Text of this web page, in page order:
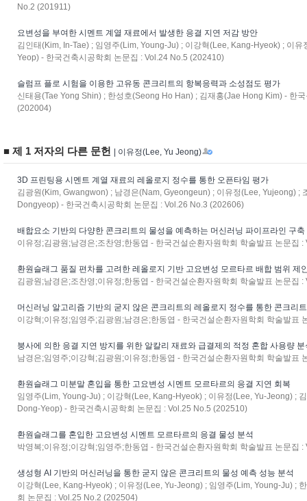
No.2 (201911)
요변성을 부여한 시멘트 계열 재료에서 발생한 응결 지연 저감 방안
김인태(Kim, In-Tae) ; 임영주(Lim, Young-Ju) ; 이강혁(Lee, Kang-Hyeok) ; 이
Yeop) - 한국건축시공학회 논문집 : Vol.24 No.5 (202410)
슬럼프 플로 시험을 이용한 고유동 콘크리트의 항복응력과 소성점도 평가
신태용(Tae Yong Shin) ; 한성호(Seong Ho Han) ; 김재홍(Jae Hong Kim) - 한
(202004)
■ 제 1 저자의 다른 문헌 | 이유정(Lee, Yu Jeong)
3D 프린팅용 시멘트 계열 재료의 레올로지 정수를 통한 오픈타임 평가
김광원(Kim, Gwangwon) ; 남경은(Nam, Gyeongeun) ; 이유정(Lee, Yujeong) ;
Dongyeop) - 한국건축시공학회 논문집 : Vol.26 No.3 (202606)
배합요소 기반의 다양한 콘크리트의 물성을 예측하는 머신러닝 파이프라인 구축
이유정;김광원;남경은;조찬영;한동엽 - 한국건설순환자원학회 학술발표 논문집
환원슬래그 품질 편차를 고려한 레올로지 기반 고요변성 모르타르 배합 범위 제
김광원;남경은;조찬영;이유정;한동엽 - 한국건설순환자원학회 학술발표 논문집
머신러닝 알고리즘 기반의 굳지 않은 콘크리트의 레올로지 정수를 통한 콘크리
이강혁;이유정;임영주;김광원;남경은;한동엽 - 한국건설순환자원학회 학술발표
붕사에 의한 응결 지연 방지를 위한 알칼리 재료와 급결제의 적정 혼합 사용량 분
남경은;임영주;이강혁;김광원;이유정;한동엽 - 한국건설순환자원학회 학술발표
환원슬래그 미분말 혼입을 통한 고요변성 시멘트 모르타르의 응결 지연 회복
임영주(Lim, Young-Ju) ; 이강혁(Lee, Kang-Hyeok) ; 이유정(Lee, Yu-Jeong) ;
Dong-Yeop) - 한국건축시공학회 논문집 : Vol.25 No.5 (202510)
환원슬래그를 혼입한 고요변성 시멘트 모르타르의 응결 물성 분석
박영복;이유정;이강혁;임영주;한동엽 - 한국건설순환자원학회 학술발표 논문집
생성형 AI 기반의 머신러닝을 통한 굳지 않은 콘크리트의 물성 예측 성능 분석
이강혁(Lee, Kang-Hyeok) ; 이유정(Lee, Yu-Jeong) ; 임영주(Lim, Young-Ju) ;
회 논문집 : Vol.25 No.2 (202504)